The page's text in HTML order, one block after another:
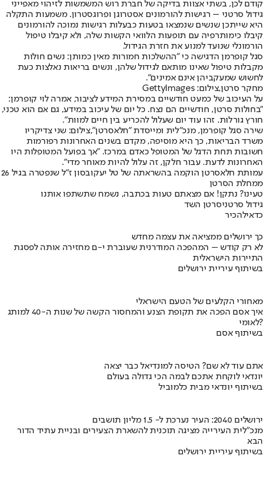
קודם לכן, בשתי אצוות בדיקה של חברת רוש המשמשות לזיהוי מאפייני
גידול סרטני – רגישות להורמונים אסטרוגן ופרוגסטרון. משמעות התקלה
היא שייתכן שנשים שנמצאו בטעות כבעלות רגישות נמוכה להורמונים
קיבלו כימותרפיה עם תופעות הלוואי הקשות שלה, ולא קיבלו טיפול
הורמונלי שנועד למנוע את חזרת הגידול.
סגל קופרמן הדגישה כי "ההשלכות חמורות מאין כמותן: נשים חולות
מקבלות טיפול שאינו מותאם לגידול שלהן, ונשים בריאות נאלצות כעת
לחשוש שמעקביהן אינם אמינים".
מחקר סרטן,צילום: GettyImages
על העיכוב של כמעט חודשיים במסירת המידע לציבור, אמרה לוי קופרמן:
"בחולות סרטן, חודשיים הם נצח. כל יום של עיכוב במידע, גם אם הוא טכני,
חורץ גורלות. זהו עוד יום שעלול להכריע בין חיים למוות".
שירה סגל קופרמן, מנכ"לית ומייסדת "חלאסרטן",צילום: שני צדיקריו
משרד הבריאות, כך היא מוסיפה, מקדם בשנים האחרונות רפורמות
חשובות תחת הדגל של המטופל כאדם במרכז. "אך בפועל המטופלות היו
האחרונות לדעת. עבור חלקן, זה עלול להיות מאוחר מדי".
עמותת חלאסרטן הוקמה בהשראתה של טל יעקובסון ז"ל שנפטרה בגיל 26
ממחלת הסרטן
טעינו? נתקן! אם מצאתם טעות בכתבה, נשמח שתשתפו אותנו
גידול סרטניסרטן השד
כדאילהכיר
כך ירושלים ממציאה את עצמה מחדש
לא רק קודש – המהפכה המודרנית שעוברת י-ם מחזירה אותה לפסגת
התיירות הישראלית
בשיתוף עיריית ירושלים
מאחורי הקלעים של הטעם הישראלי
איך אסם הפכה את תקופת הצנע והמחסור הקשה של שנות ה-40 למותג
לאומי?
בשיתוף אסם
אתם עוד לא שם? הטיסה למונדיאל כבר יצאה
יונדאי לוקחת אתכם לבמה הכי גדולה בעולם
בשיתוף יונדאי מבית כלמוביל
ירושלים 2040: העיר נערכת ל- 1.5 מליון תושבים
מנכ"לית העירייה מציגה תוכנית להשארת הצעירים ובניית עתיד הדור
הבא
בשיתוף עיריית ירושלים